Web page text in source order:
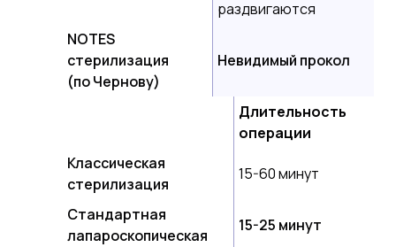
раздвигаются
NOTES
стерилизация
(по Чернову)
Невидимый прокол
Длительность
операции
Классическая
стерилизация
15-60 минут
Стандартная
лапароскопическая
15-25 минут